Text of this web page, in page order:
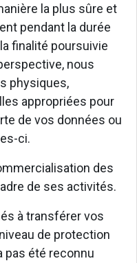
la plus sûre et
pendant la durée
finalité poursuivie
nous
physiques,
appropriées pour
de vos données ou
ci.
des
de ses activités.
à transférer vos
de protection
pas été reconnu